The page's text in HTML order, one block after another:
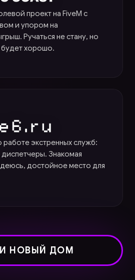
проект на FiveM с
и упором на
Ручаться не стану, но
хорошо.
экстренных служб:
Знакомая
достойное место для
НОВЫЙ ДОМ